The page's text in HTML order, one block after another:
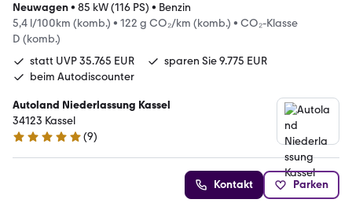
Neuwagen• 85 kW (116 PS) • Benzin
5,4 l/100km (komb.) • 122 g CO₂/km (komb.) • CO₂-Klasse
D (komb.)
statt UVP 35.765 EUR
sparen Sie 9.775 EUR
beim Autodiscounter
Autoland Niederlassung Kassel
34123 Kassel
5 Sterne
(9)
Kontakt Parken